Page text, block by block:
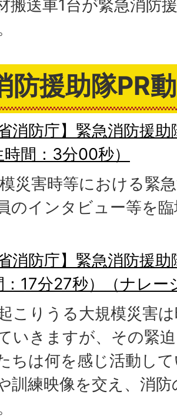
搬送車1台が緊急消防
防援助隊PR
省消防庁】緊急消防援
間：3分00秒）
災害時等における緊
のインタビュー等を
省消防庁】緊急消防援
：17分27秒）（ナレ
こりうる大規模災害
いきますが、その緊
ちは何を感じ活動し
訓練映像を交え、消